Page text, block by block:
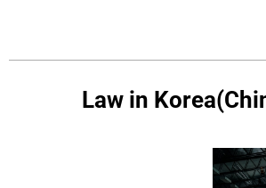
Law in